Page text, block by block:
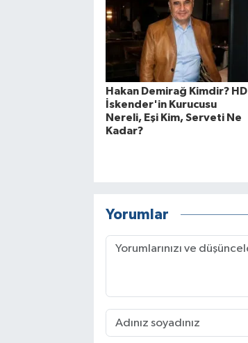
Hakan Demirağ Kimdir? HD
İskender'in Kurucusu
Nereli, Eşi Kim, Serveti Ne
Kadar?
Yorumlar